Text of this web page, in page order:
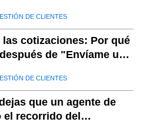
estrategia comercial con Big
de Saleai
DE CLIENTES
cotizaciones: Por qué
de "Envíame una
DE CLIENTES
que un agente de
recorrido del